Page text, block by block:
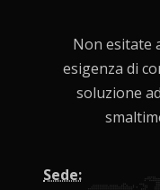
Non esitate
esigenza di
soluzione
Sede: